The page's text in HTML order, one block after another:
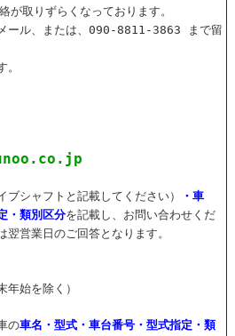
取りずらくなっております。
ール、または、090-8811-3863 まで留
ブシャフトと記載してください）
・車
・類別区分を記載し、お問い合わせくだ
営業日のご回答となります。
始を除く）
の車名・型式・車台番号・型式指定・類